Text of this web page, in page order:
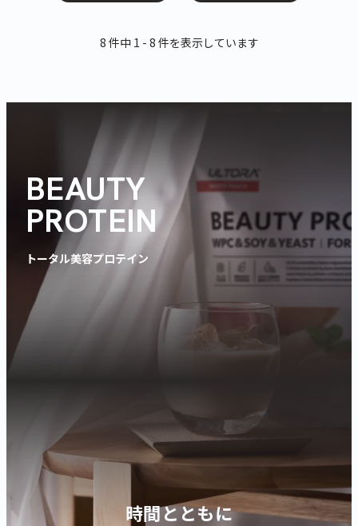
8 件中 1 - 8 件を表示しています
BEAUTY
PROTEIN
トータル美容プロテイン
時間とともに